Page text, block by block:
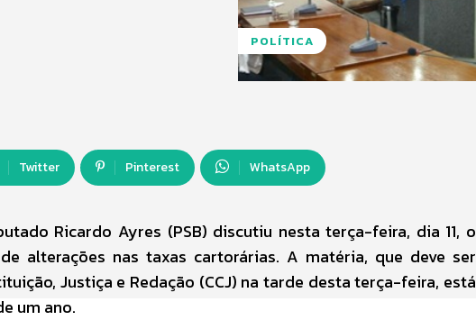
POLÍTICA
Twitter Pinterest WhatsApp
Ricardo Ayres (PSB) discutiu nesta terça-feira, dia 11, o
alterações nas taxas cartorárias. A matéria, que deve ser
Justiça e Redação (CCJ) na tarde desta terça-feira, está
um ano.